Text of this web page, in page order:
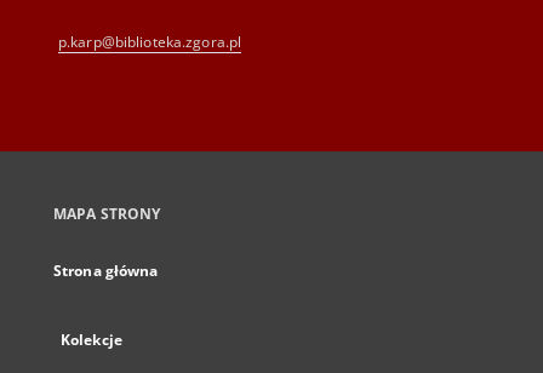
p.karp@biblioteka.zgora.pl
MAPA STRONY
Strona główna
Kolekcje